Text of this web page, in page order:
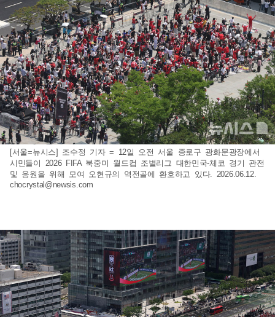
[서울=뉴시스] 조수정 기자 = 12일 오전 서울 종로구 광화문광장에서
시민들이 2026 FIFA 북중미 월드컵 조별리그 대한민국-체코 경기 관전
및 응원을 위해 모여 오현규의 역전골에 환호하고 있다. 2026.06.12.
chocrystal@newsis.com